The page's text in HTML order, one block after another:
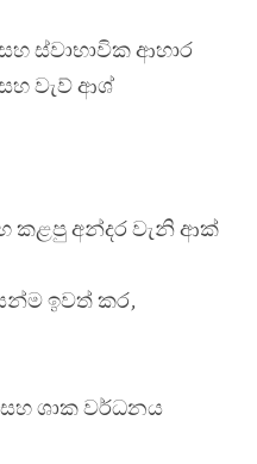
ස්වාභාවික ආහාර
වැව් ආශ්
කළපු අන්දර වැනි ආක්
ඉවත් කර,
ශාක වර්ධනය